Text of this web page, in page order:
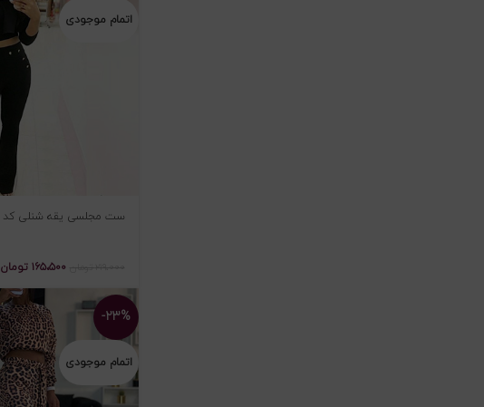
اتمام موجودی
ست مجلسی یقه شنلی کد ۹۱۲
۱۶۵،۵۰۰ تومان
-۲۳%
اتمام موجودی